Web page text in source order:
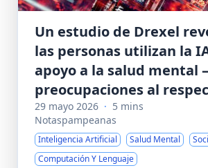
Un estudio de Drexel
las personas utilizan la
apoyo a la salud mental
preocupaciones al
29 mayo 2026 · 5 mins
Notaspampeanas
Inteligencia Artificial Salud Mental
Computación Y Lenguaje